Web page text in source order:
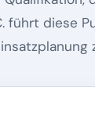
führt diese